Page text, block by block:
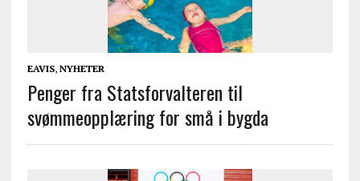
EAVIS, NYHETER
Penger fra Statsforvalteren til
svømmeopplæring for små i bygda